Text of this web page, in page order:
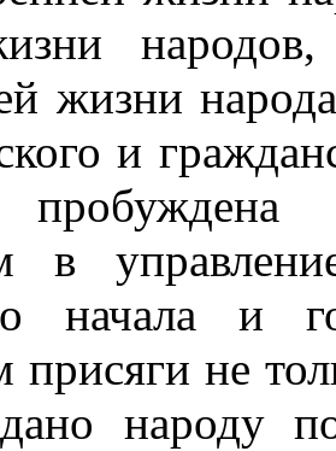
жизни
и
в
начала и
присяги не
народу